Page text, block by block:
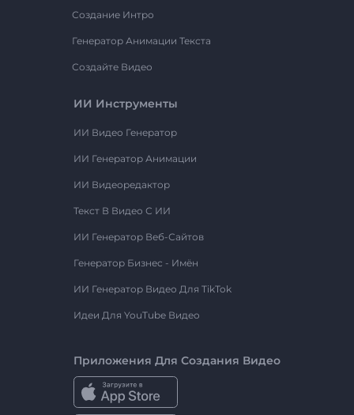
Создание Интро
Генератор Анимации Текста
Создайте Видео
ИИ Инструменты
ИИ Видео Генератор
ИИ Генератор Анимации
ИИ Видеоредактор
Текст В Видео С ИИ
ИИ Генератор Веб-Сайтов
Генератор Бизнес - Имён
ИИ Генератор Видео Для TikTok
Идеи Для YouTube Видео
Приложения Для Создания Видео